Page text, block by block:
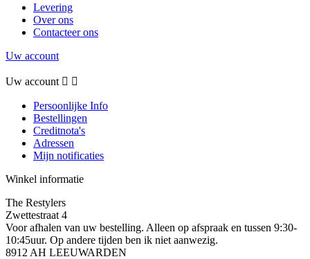
Levering
Over ons
Contacteer ons
Uw account
Uw account  
Persoonlijke Info
Bestellingen
Creditnota's
Adressen
Mijn notificaties
Winkel informatie
The Restylers
Zwettestraat 4
Voor afhalen van uw bestelling. Alleen op afspraak en tussen 9:30-
10:45uur. Op andere tijden ben ik niet aanwezig.
8912 AH LEEUWARDEN